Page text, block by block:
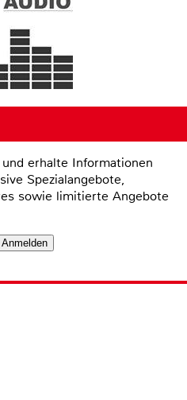
erhalte Informationen
Spezialangebote,
sowie limitierte Angebote